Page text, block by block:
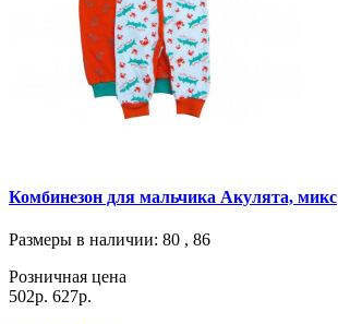
Комбинезон для мальчика Акулята, микс
Размеры в наличии: 80 , 86
Розничная цена
502р. 627р.